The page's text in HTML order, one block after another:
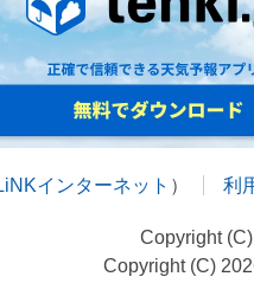
インターネット ） 利
Copyright
Copyright (C)